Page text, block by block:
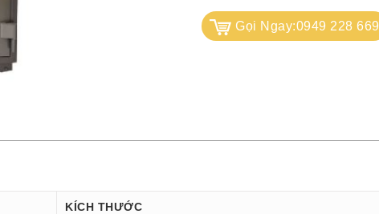
Gọi Ngay:0949 228 669
KÍCH THƯỚC